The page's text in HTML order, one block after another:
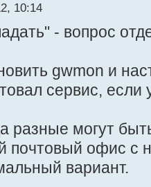
10:14
- вопрос
gwmon и
сервис,
разные могут
почтовый офис с
вариант.